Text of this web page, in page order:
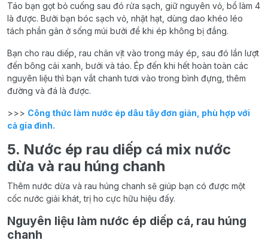
Táo bạn gọt bỏ cuống sau đó rửa sạch, giữ nguyên vỏ, bổ làm 4
là được. Bưởi bạn bóc sạch vỏ, nhặt hạt, dùng dao khéo léo
tách phần gân ở sống múi bưởi để khi ép không bị đắng.
Bạn cho rau diếp, rau chân vịt vào trong máy ép, sau đó lần lượt
đến bông cải xanh, bưởi và táo. Ép đến khi hết hoàn toàn các
nguyên liệu thì bạn vắt chanh tươi vào trong bình đựng, thêm
đường và đá là được.
>>> Công thức làm nước ép dâu tây đơn giản, phù hợp với
cả gia đình.
5. Nước ép rau diếp cá mix nước
dừa và rau húng chanh
Thêm nước dừa và rau húng chanh sẽ giúp bạn có được một
cốc nước giải khát, trị ho cực hữu hiệu đấy.
Nguyên liệu làm nước ép diếp cá, rau húng
chanh